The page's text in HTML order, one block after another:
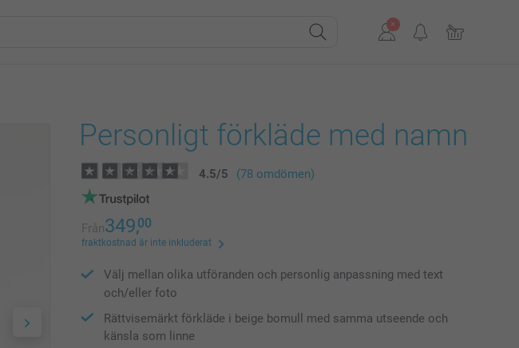
Personligt förkläde med namn
4.5/5 (78 omdömen)
Från349,00
fraktkostnad är inte inkluderat
Välj mellan olika utföranden och personlig anpassning med text
och/eller foto
Rättvisemärkt förkläde i beige bomull med samma utseende och
känsla som linne